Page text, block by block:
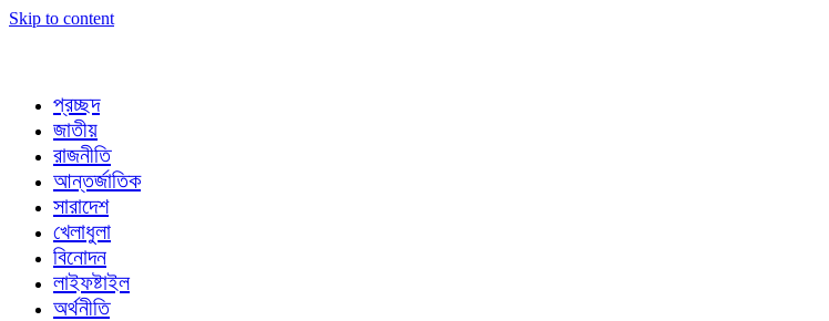
Skip to content
প্রচ্ছদ
জাতীয়
রাজনীতি
আন্তর্জাতিক
সারাদেশ
খেলাধুলা
বিনোদন
লাইফষ্টাইল
অর্থনীতি